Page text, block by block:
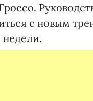
с новым